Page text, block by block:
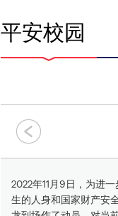
平安校园
2022年11月9日，为进
生的人身和国家财产安